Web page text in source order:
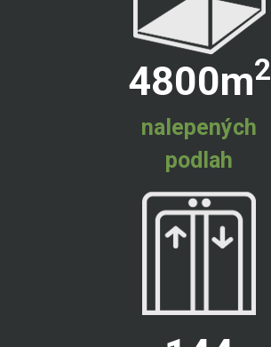
4800m2
nalepených
podlah